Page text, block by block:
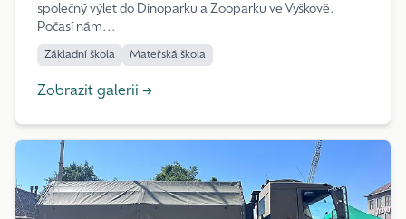
společný výlet do Dinoparku a Zooparku ve Vyškově.
Počasí nám...
Základní škola Mateřská škola
Zobrazit galerii →